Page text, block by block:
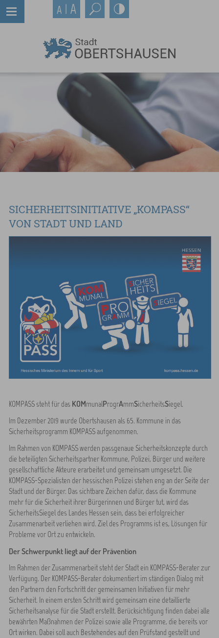
SICHERHEITSINITIATIVE „KOMPASS“
VON STADT UND LAND
KOMPASS steht für das KOMmunalProgrAmmSicherheitsSiegel.
Im Dezember 2019 wurde Obertshausen als 65. Kommune in das
Sicherheitsprogramm KOMPASS aufgenommen.
Im Rahmen von KOMPASS werden passgenaue Sicherheitskonzepte durch
die beteiligten Sicherheitspartner Kommune, Polizei, Bürger und weitere
gesellschaftliche Akteure erarbeitet und gemeinsam umgesetzt. Die
KOMPASS-Spezialisten der hessischen Polizei stehen eng an der Seite der
Stadt und der Bürger. Das sichtbare Zeichen dafür, dass die Kommune
mehr für die Sicherheit ihrer Bürgerinnen und Bürger tut, wird das
SicherheitsSiegel des Landes Hessen sein, dass bei erfolgreicher
Zusammenarbeit verliehen wird. Ziel des Programms ist es, Lösungen für
Probleme vor Ort zu entwickeln.
Der Schwerpunkt liegt auf der Prävention
Im Rahmen der Zusammenarbeit steht der Stadt ein KOMPASS-Berater zur
Verfügung. Der KOMPASS-Berater dokumentiert im ständigen Dialog mit
den Partnern den Fortschritt der gemeinsamen Initiativen für mehr
Sicherheit. In einem ersten Schritt wird gemeinsam eine detaillierte
Sicherheitsanalyse für die Stadt erstellt. Berücksichtigung finden dabei alle
bewährten Maßnahmen der Polizei sowie alle Programme, die bereits vor
Ort wirken. Dabei soll auch Bestehendes auf den Prüfstand gestellt und